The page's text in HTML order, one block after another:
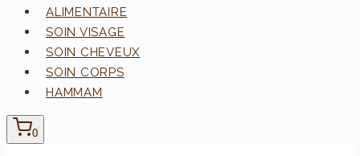
ALIMENTAIRE
SOIN VISAGE
SOIN CHEVEUX
SOIN CORPS
HAMMAM
0